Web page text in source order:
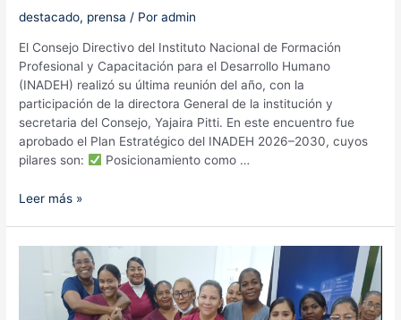
destacado, prensa / Poradmin
El Consejo Directivo del Instituto Nacional de Formación
Profesional y Capacitación para el Desarrollo Humano
(INADEH) realizó su última reunión del año, con la
participación de la directora General de la institución y
secretaria del Consejo, Yajaira Pitti. En este encuentro fue
aprobado el Plan Estratégico del INADEH 2026–2030, cuyos
pilares son:
Posicionamiento como …
Consejo
Estratégico
2026
Leer más »